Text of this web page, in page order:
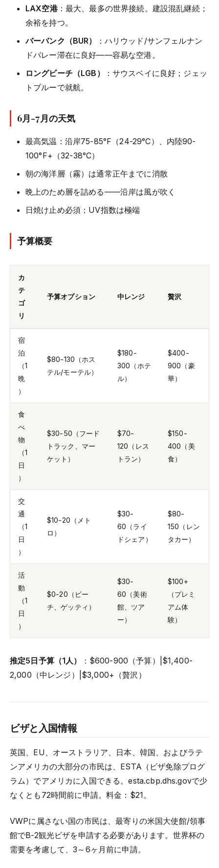
LAX空港：最大、最多の世界接続。建設混乱継続；
余裕を持つ。
バーバンク（BUR）
：ハリウッド/サンフェルナン
ドバレー滞在に良好——容易な空港。
ロングビーチ（LGB）
：サウスベイに良好；ジェッ
トブルーで就航。
6月-7月の天気
最高気温：沿岸75-85°F（24-29°C）、内陸90-
100°F+（32-38°C）
朝の海洋層（霧）は通常正午までに消散
晩上のため層を詰める——沿岸は風が吹く
日焼け止め必須；UV指数は極端
予算概要
カ
テ
ゴ
リ
予算オプション 中レンジ 贅沢
宿
泊
（1
晩
）
$80-130（ホス
テル/モーテル）
$180-
300（ホテ
ル）
$400-
900（豪
華）
食
べ
物
（1
日
）
$30-50（フード
トラック、マー
ケット）
$70-
120（レス
トラン）
$150-
400（美
食）
交
通
（1
日
）
$10-20（メト
ロ）
$30-
60（ライ
ドシェア）
$80-
150（レン
タカー）
活
動
（1
日
）
$0-20（ビー
チ、ゲッティ）
$30-
60（美術
館、ツア
ー）
$100+
（プレミ
アム体
験）
推定5日予算（1人）
：$600-900（予算）|$1,400-
2,000（中レンジ）|$3,000+（贅沢）
ビザと入国情報
英国、EU、オーストラリア、日本、韓国、およびラテ
ンアメリカの大部分の市民は、ESTA（ビザ免除プログ
ラム）でアメリカに入国できる。esta.cbp.dhs.govで少
なくとも72時間前に申請。料金：$21。
VWPに属さない国の市民は、最寄りの米国大使館/領事
館でB-2観光ビザを申請する必要があります。世界杯の
需要を考慮して、3～6ヶ月前に申請。